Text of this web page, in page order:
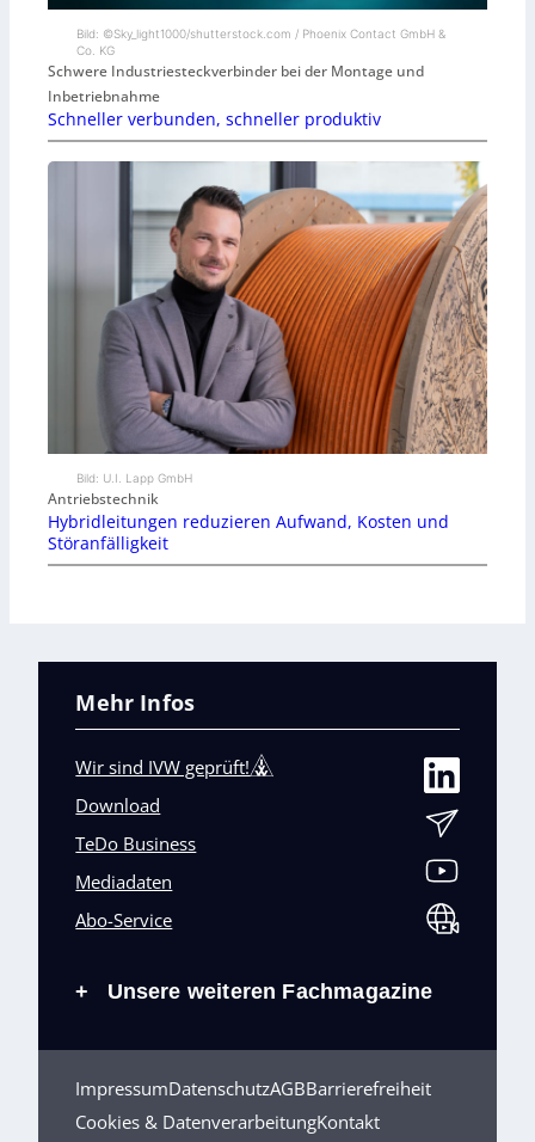
Bild: ©Sky_light1000/shutterstock.com / Phoenix Contact GmbH &
Co. KG
Schwere Industriesteckverbinder bei der Montage und
Inbetriebnahme
Schneller verbunden, schneller produktiv
Bild: U.I. Lapp GmbH
Antriebstechnik
Hybridleitungen reduzieren Aufwand, Kosten und
Störanfälligkeit
Mehr Infos
Wir sind IVW geprüft!
Download
TeDo Business
Mediadaten
Abo-Service
+ Unsere weiteren Fachmagazine
ImpressumDatenschutzAGBBarrierefreiheit
Cookies & DatenverarbeitungKontakt